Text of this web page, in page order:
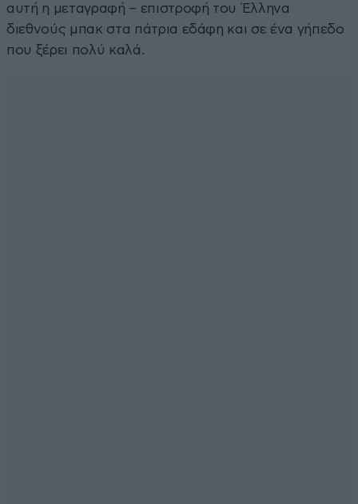
αυτή η μεταγραφή – επιστροφή του Έλληνα
διεθνούς μπακ στα πάτρια εδάφη και σε ένα γήπεδο
που ξέρει πολύ καλά.